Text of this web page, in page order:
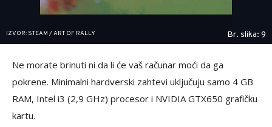
IZVOR: STEAM / ART OF RALLY Br. slika: 9
Ne morate brinuti ni da li će vaš računar moći da ga
pokrene. Minimalni hardverski zahtevi uključuju samo 4 GB
RAM, Intel i3 (2,9 GHz) procesor i NVIDIA GTX650 grafičku
kartu.